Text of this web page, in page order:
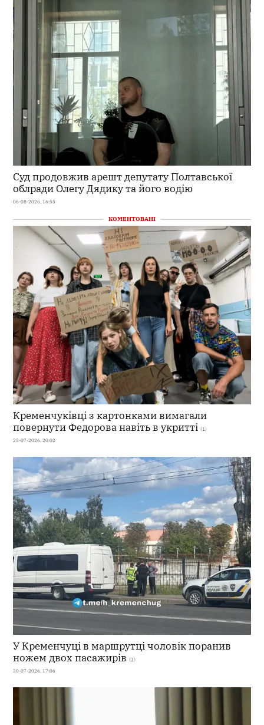
Суд продовжив арешт депутату Полтавської
облради Олегу Дядику та його водію
06-08-2026, 16:55
КОМЕНТОВАНІ
Кременчуківці з картонками вимагали
повернути Федорова навіть в укритті (1)
25-07-2026, 20:02
У Кременчуці в маршрутці чоловік поранив
ножем двох пасажирів (1)
30-07-2026, 17:06